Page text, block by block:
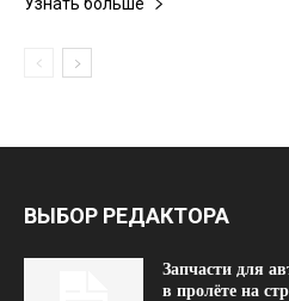
ВЫБОР РЕДАКТОРА
Запчасти для
в пролёте на